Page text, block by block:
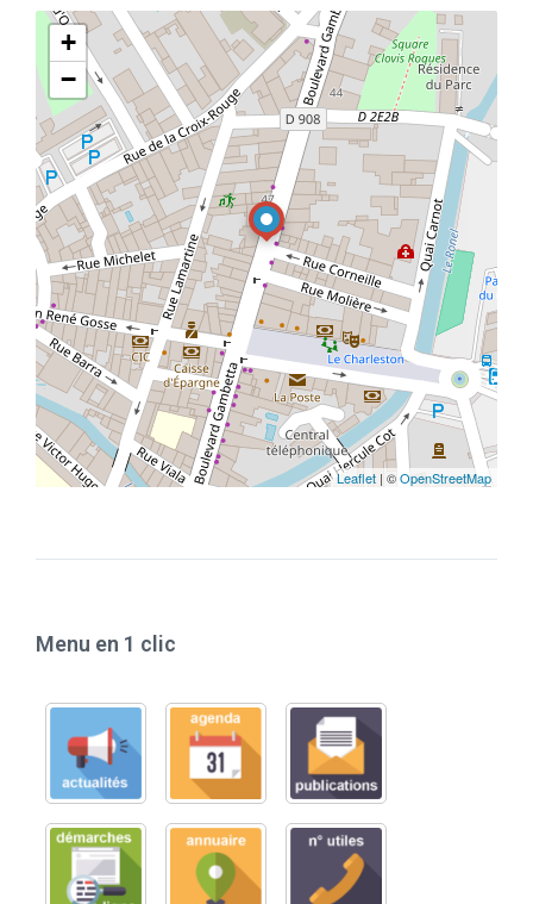
+
−
Leaflet | ©OpenStreetMap
Menu en 1 clic